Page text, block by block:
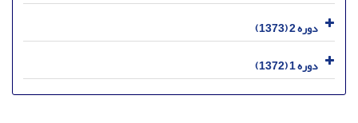
دوره 2 (1373)
دوره 1 (1372)